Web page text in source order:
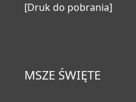
[Druk do pobrania]
MSZE ŚWIĘTE